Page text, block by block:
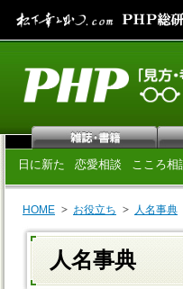
日に新た 恋愛相談 こころ相
HOME お役立ち 人名事典
人名事典